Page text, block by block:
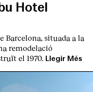
Hotel
Barcelona, situada a la
remodelació
el 1970.
Llegir Més